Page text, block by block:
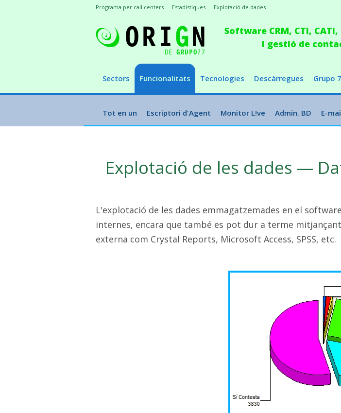
Software CRM, CTI,
i gestió de
Sectors Funcionalitats Tecnologies Descàrregues Grupo
Tot en un Escriptori d'Agent Monitor L!ve Admin. BD E-
Programa per call centers — Estadístiques — Explotació de dades
Explotació de les dades —
L'explotació de les dades emmagatzemades en el
internes, encara que també es pot dur a terme
externa com Crystal Reports, Microsoft Access, SPSS, etc.